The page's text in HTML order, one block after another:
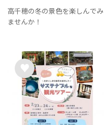
高千穂の冬の景色を楽しんでみ
ませんか！